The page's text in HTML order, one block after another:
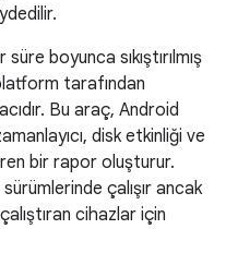
boyunca sıkıştırılmış
tarafından
Bu araç, Android
disk etkinliği ve
bir rapor oluşturur.
çalışır ancak
cihazlar için